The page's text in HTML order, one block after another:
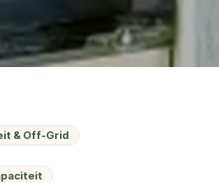
& Off-Grid